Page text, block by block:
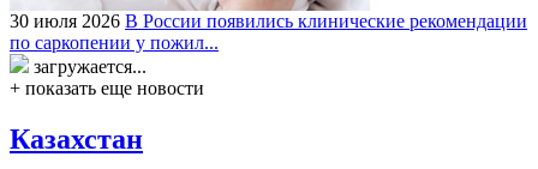
30 июля 2026 В России появились клинические рекомендации
по саркопении у пожил...
загружается...
+ показать еще новости
Казахстан